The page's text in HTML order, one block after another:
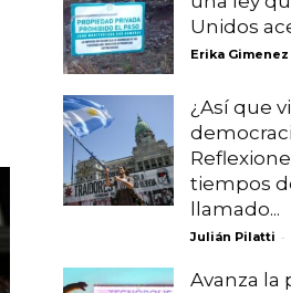
Unidos
Erika Gimenez
¿Así que
tiempos
llamado...
Julián Pilatti -
Avanza la